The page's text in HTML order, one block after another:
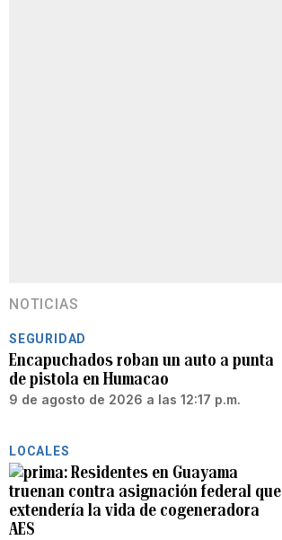
NOTICIAS
SEGURIDAD
Encapuchados roban un auto a punta
de pistola en Humacao
9 de agosto de 2026 a las 12:17 p.m.
LOCALES
Residentes en Guayama
truenan contra asignación federal que
extendería la vida de cogeneradora
AES